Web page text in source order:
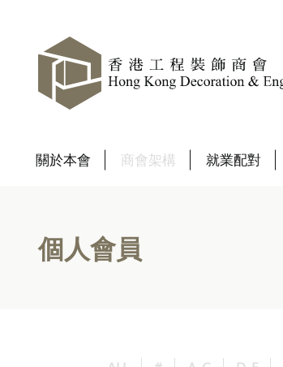
關於本會 商會架構 就業配對
個人會員